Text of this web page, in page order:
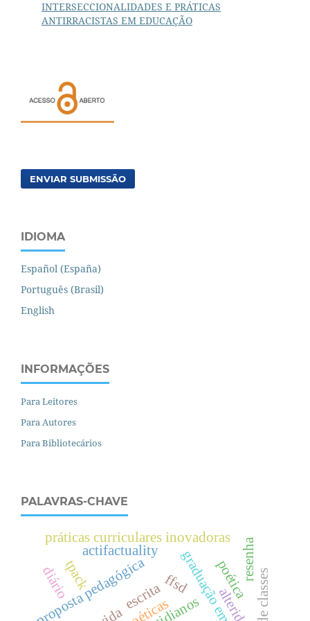
INTERSECCIONALIDADES E PRÁTICAS
ANTIRRACISTAS EM EDUCAÇÃO
ENVIAR SUBMISSÃO
IDIOMA
Español (España)
Português (Brasil)
English
INFORMAÇÕES
Para Leitores
Para Autores
Para Bibliotecários
PALAVRAS-CHAVE
proposta pedagógica
escrita
tpack poética
práticas curriculares inovadoras
ffsd
resenha
diário
actifactuality